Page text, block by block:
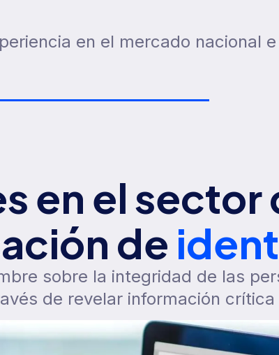
en el mercado nacional
en el sector
de
sobre la integridad de las
de revelar información crítica